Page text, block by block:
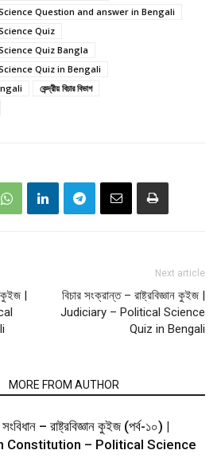
Question and answer in Bengali
Quiz
Quiz Bangla
Quiz in Bengali
কেন্দ্রীয় বিচার বিভাগ
কুইজ |
Next article
বিচার সংক্রান্ত – রাষ্ট্রবিজ্ঞান কুইজ |
Judiciary – Political Science
Quiz in Bengali
MORE FROM AUTHOR
– রাষ্ট্রবিজ্ঞান কুইজ (পর্ব-১০) |
Constitution – Political Science